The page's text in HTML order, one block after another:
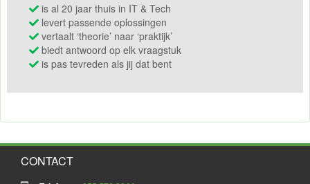
is al 20 jaar thuis in IT & Tech
levert passende oplossingen
vertaalt ‘theorie’ naar ‘praktijk’
biedt antwoord op elk vraagstuk
is pas tevreden als jij dat bent
CONTACT